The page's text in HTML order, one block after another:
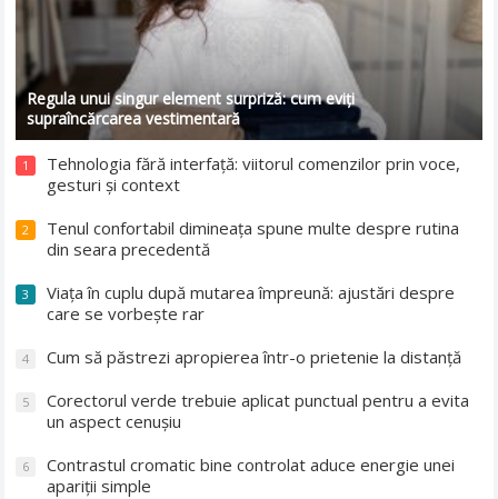
Regula unui singur element surpriză: cum eviți
supraîncărcarea vestimentară
1
Tehnologia fără interfață: viitorul comenzilor prin voce,
gesturi și context
2
Tenul confortabil dimineața spune multe despre rutina
din seara precedentă
3
Viața în cuplu după mutarea împreună: ajustări despre
care se vorbește rar
4 Cum să păstrezi apropierea într-o prietenie la distanță
5
Corectorul verde trebuie aplicat punctual pentru a evita
un aspect cenușiu
6
Contrastul cromatic bine controlat aduce energie unei
apariții simple